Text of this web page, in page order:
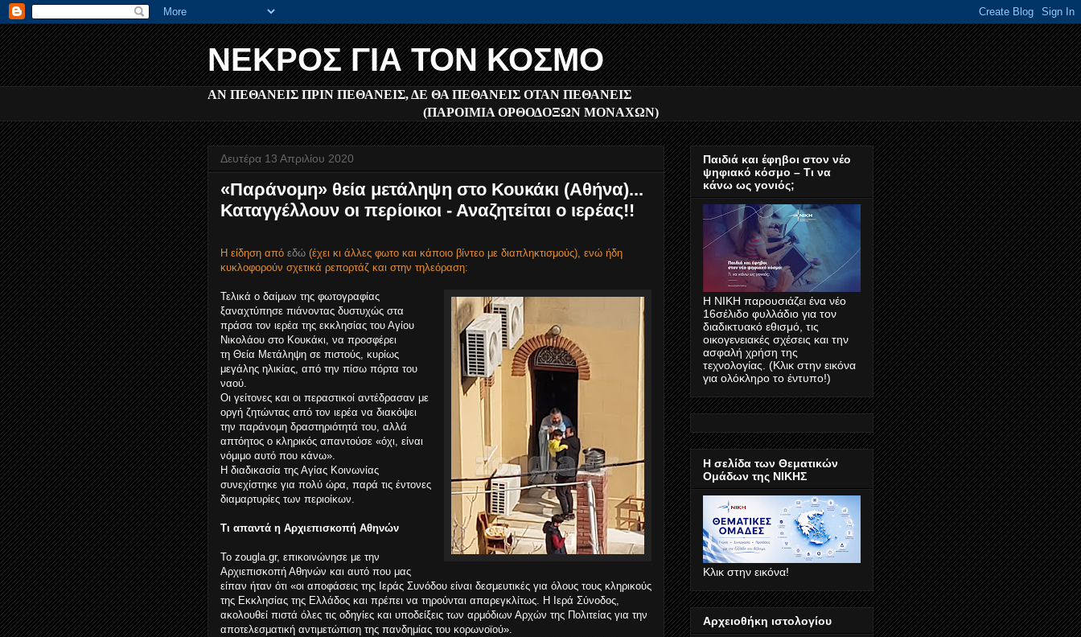
ΝΕΚΡΟΣ ΓΙΑ ΤΟΝ ΚΟΣΜΟ
ΑΝ ΠΕΘΑΝΕΙΣ ΠΡΙΝ ΠΕΘΑΝΕΙΣ, ΔΕ ΘΑ ΠΕΘΑΝΕΙΣ ΟΤΑΝ ΠΕΘΑΝΕΙΣ
(ΠΑΡΟΙΜΙΑ ΟΡΘΟΔΟΞΩΝ ΜΟΝΑΧΩΝ)
Δευτέρα 13 Απριλίου 2020
«Παράνομη» θεία μετάληψη στο Κουκάκι (Αθήνα)...
Καταγγέλλουν οι περίοικοι - Αναζητείται ο ιερέας!!
Η είδηση από εδώ (έχει κι άλλες φωτο και κάποιο βίντεο με διαπληκτισμούς), ενώ ήδη
κυκλοφορούν σχετικά ρεπορτάζ και στην τηλεόραση:
Τελικά ο δαίμων της φωτογραφίας
ξαναχτύπησε πιάνοντας δυστυχώς στα
πράσα τον ιερέα της εκκλησίας του Αγίου
Νικολάου στο Κουκάκι, να προσφέρει
τη Θεία Μετάληψη σε πιστούς, κυρίως
μεγάλης ηλικίας, από την πίσω πόρτα του
ναού.
Οι γείτονες και οι περαστικοί αντέδρασαν με
οργή ζητώντας από τον ιερέα να διακόψει
την παράνομη δραστηριότητά του, αλλά
απτόητος ο κληρικός απαντούσε «όχι, είναι
νόμιμο αυτό που κάνω».
Η διαδικασία της Αγίας Κοινωνίας
συνεχίστηκε για πολύ ώρα, παρά τις έντονες
διαμαρτυρίες των περιοίκων.
Τι απαντά η Αρχιεπισκοπή Αθηνών
Το zougla.gr, επικοινώνησε με την
Αρχιεπισκοπή Αθηνών και αυτό που μας
είπαν ήταν ότι «οι αποφάσεις της Ιεράς Συνόδου είναι δεσμευτικές για όλους τους κληρικούς
της Εκκλησίας της Ελλάδος και πρέπει να τηρούνται απαρεγκλίτως. Η Ιερά Σύνοδος,
ακολουθεί πιστά όλες τις οδηγίες και υποδείξεις των αρμόδιων Αρχών της Πολιτείας για την
αποτελεσματική αντιμετώπιση της πανδημίας του κορωνοϊού».
Παιδιά και έφηβοι στον νέο
ψηφιακό κόσμο – Τι να
κάνω ως γονιός;
Η ΝΙΚΗ παρουσιάζει ένα νέο
16σέλιδο φυλλάδιο για τον
διαδικτυακό εθισμό, τις
οικογενειακές σχέσεις και την
ασφαλή χρήση της
τεχνολογίας. (Κλικ στην εικόνα
για ολόκληρο το έντυπο!)
Η σελίδα των Θεματικών
Ομάδων της ΝΙΚΗΣ
Κλικ στην εικόνα!
Αρχειοθήκη ιστολογίου